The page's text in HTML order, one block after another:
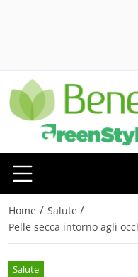
Home / Salute /
Pelle secca intorno agli
Salute